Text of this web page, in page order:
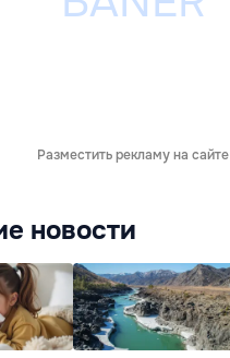
Разместить рекламу на сайте
новости